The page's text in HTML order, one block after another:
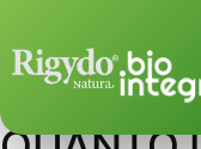
Vai
al
contenuto